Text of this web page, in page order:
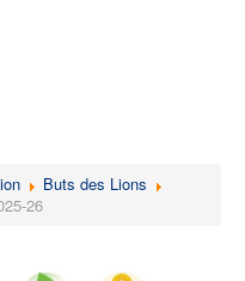
Buts des Lions
26